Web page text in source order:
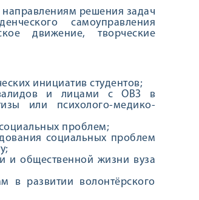
направлениям решения задач
самоуправления
движение, творческие
инициатив студентов;
и лицами с ОВЗ в
или психолого-медико-
проблем;
социальных проблем
и общественной жизни вуза
в развитии волонтёрского